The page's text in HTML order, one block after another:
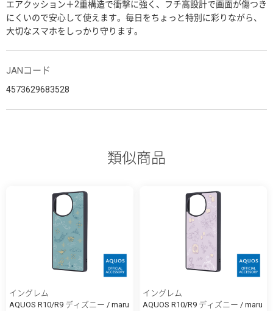
エアクッション＋2重構造で衝撃に強く、フチ高設計で画面が傷つき
にくいので安心して使えます。毎日をちょっと特別に彩りながら、
大切なスマホをしっかり守ります。
JANコード
4573629683528
類似商品
イングレム
AQUOS R10/R9 ディズニー / maru
イングレム
AQUOS R10/R9 ディズニー / maru